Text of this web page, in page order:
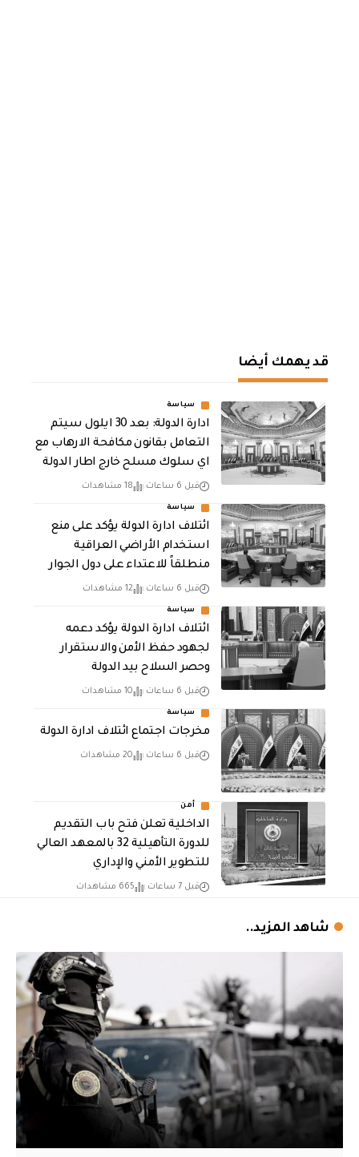
قد يهمك أيضا
سياسة
ادارة الدولة: بعد 30 ايلول سيتم
التعامل بقانون مكافحة الارهاب مع
اي سلوك مسلح خارج اطار الدولة
قبل 6 ساعات 18 مشاهدات
سياسة
ائتلاف ادارة الدولة يؤكد على منع
استخدام الأراضي العراقية
منطلقاً للاعتداء على دول الجوار
قبل 6 ساعات 12 مشاهدات
سياسة
ائتلاف ادارة الدولة يؤكد دعمه
لجهود حفظ الأمن والاستقرار
وحصر السلاح بيد الدولة
قبل 6 ساعات 10 مشاهدات
سياسة
مخرجات اجتماع ائتلاف ادارة الدولة
قبل 6 ساعات 20 مشاهدات
أمن
الداخلية تعلن فتح باب التقديم
للدورة التأهيلية 32 بالمعهد العالي
للتطوير الأمني والإداري
قبل 7 ساعات 665 مشاهدات
شاهد المزيد..